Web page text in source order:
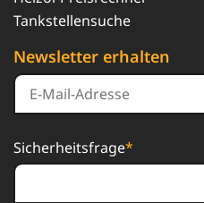
Tankstellensuche
Newsletter erhalten
Sicherheitsfrage*